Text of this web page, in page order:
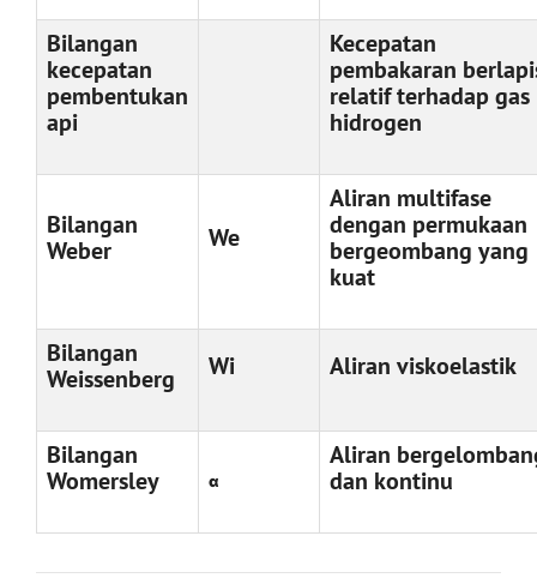
Bilangan
kecepatan
pembentukan
api
Kecepatan
pembakaran
relatif terhadap gas
hidrogen
Bilangan
Weber
We
Aliran multifase
dengan permukaan
bergeombang yang
kuat
Bilangan
Weissenberg
Wi Aliran viskoelastik
Bilangan
Womersley
α
Aliran
dan kontinu